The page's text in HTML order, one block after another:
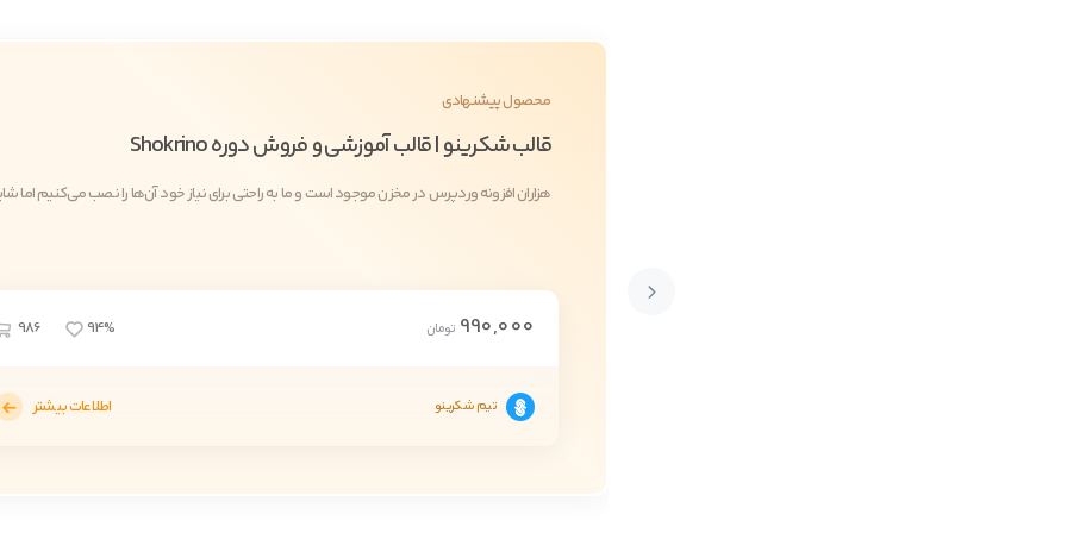
محصول پیشنهادی
قالب شکرینو | قالب آموزشی و فروش دوره Shokrino
هزاران افزونه وردپرس در مخزن موجود است و ما به راحتی برای نیاز خود آن‌ها را نصب می‌کنیم اما
990,000 تومان 94%
986
تیم شکرینو اطلاعات بیشتر